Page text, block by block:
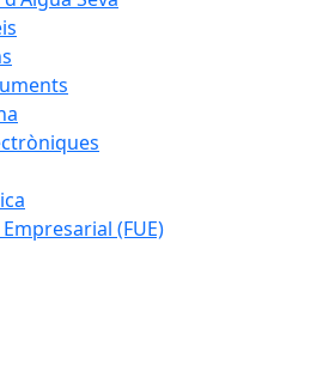
(FUE)